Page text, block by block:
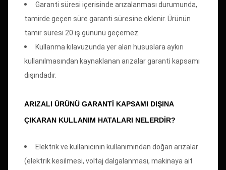
Garanti süresi içerisinde arızalanması durumunda,
tamirde geçen süre garanti süresine eklenir. Ürünün
tamir süresi 20 iş gününü geçemez.
Kullanma kılavuzunda yer alan hususlara aykırı
kullanılmasından kaynaklanan arızalar garanti kapsamı
dışındadır.
ARIZALI ÜRÜNÜ GARANTI KAPSAMI DIŞINA
ÇIKARAN KULLANIM HATALARI NELERDIR?
Elektrik ve kullanıcının kullanımından doğan arızalar
(elektrik kesilmesi, voltaj dalgalanması, makinaya ait